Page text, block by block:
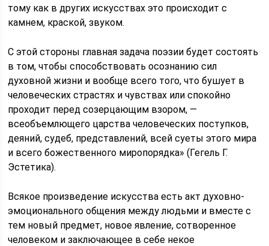
тому как в других искусствах это происходит с
камнем, краской, звуком.
С этой стороны главная задача поэзии будет состоять
в том, чтобы способствовать осознанию сил
духовной жизни и вообще всего того, что бушует в
человеческих страстях и чувствах или спокойно
проходит перед созерцающим взором, —
всеобъемлющего царства человеческих поступков,
деяний, судеб, представлений, всей суеты этого мира
и всего божественного миропорядка» (Гегель Г.
Эстетика).
Всякое произведение искусства есть акт духовно-
эмоционального общения между людьми и вместе с
тем новый предмет, новое явление, сотворенное
человеком и заключающее в себе некое